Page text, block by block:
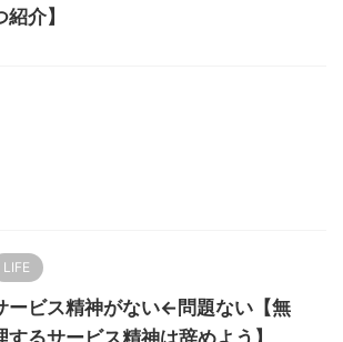
紹介】
LIFE
ービス精神がない←問題ない【無